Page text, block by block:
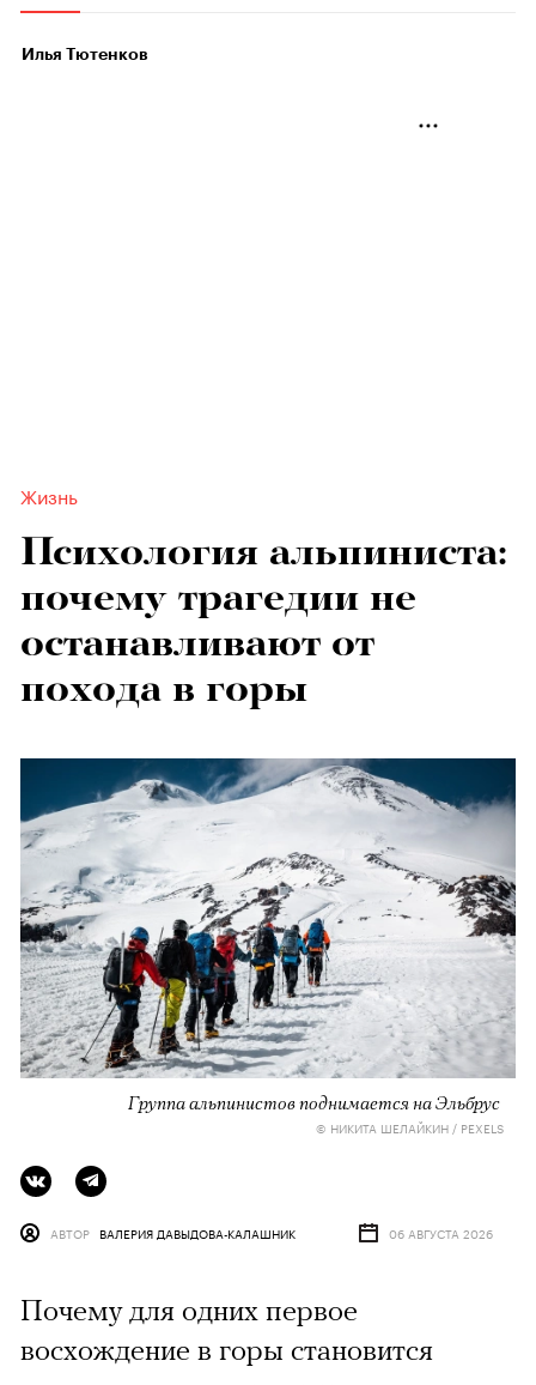
Илья Тютенков
Жизнь
Психология альпиниста:
почему трагедии не
останавливают от
похода в горы
Группа альпинистов поднимается на Эльбрус
© НИКИТА ШЕЛАЙКИН / PEXELS
АВТОР ВАЛЕРИЯ ДАВЫДОВА-КАЛАШНИК 06 АВГУСТА 2026
Почему для одних первое
восхождение в горы становится